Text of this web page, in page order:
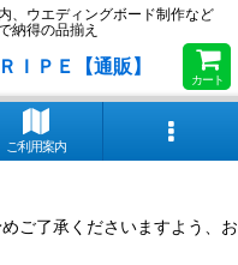
、ウエディングボード制作など
納得の品揃え
ＩＰＥ【通販】
カート
ご利用案内
ご了承くださいますよう、お